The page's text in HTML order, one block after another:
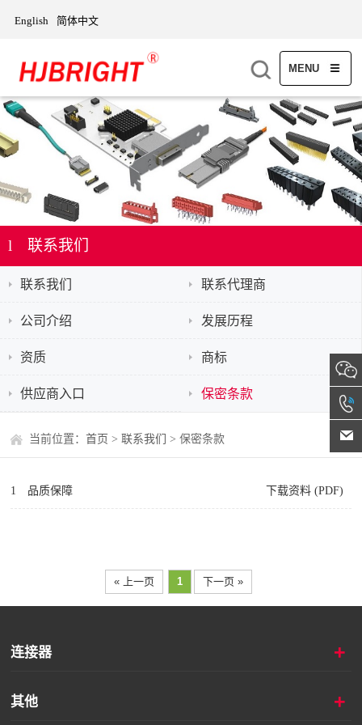
English 简体中文
MENU
l 联系我们
联系我们 联系代理商
公司介绍 发展历程
资质 商标
供应商入口 保密条款
当前位置：首页 >联系我们 > 保密条款
1 品质保障 下载资料 (PDF)
« 上一页 1 下一页 »
连接器 +
其他 +